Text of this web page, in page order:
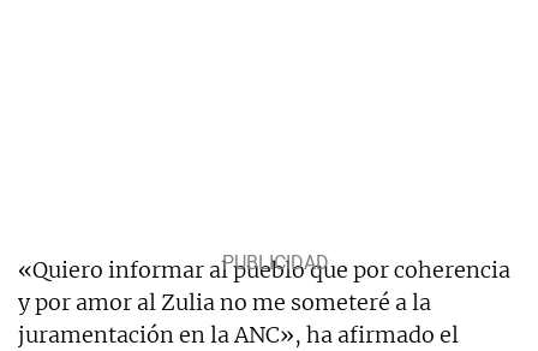
«Quiero informar al pueblo que por coherencia
y por amor al Zulia no me someteré a la
juramentación en la ANC», ha afirmado el